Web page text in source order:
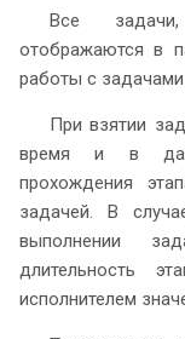
Все
отображаются в
работы с
При взятии
время и в
прохождения
задачей. В
выполнении
длительность
исполнителем